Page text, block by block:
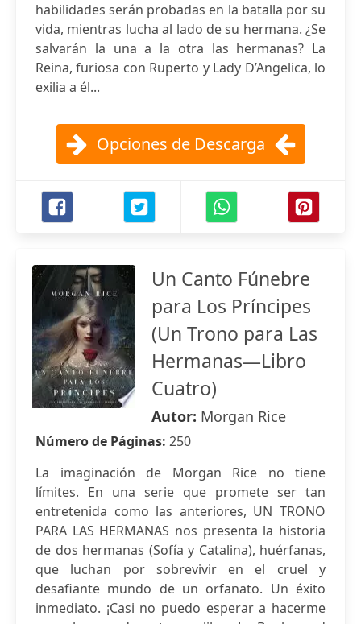
habilidades serán probadas en la batalla por su
vida, mientras lucha al lado de su hermana. ¿Se
salvarán la una a la otra las hermanas? La
Reina, furiosa con Ruperto y Lady D’Angelica, lo
exilia a él...
Opciones de Descarga
Un Canto Fúnebre
para Los Príncipes
(Un Trono para Las
Hermanas—Libro
Cuatro)
Autor: Morgan Rice
Número de Páginas: 250
La imaginación de Morgan Rice no tiene
límites. En una serie que promete ser tan
entretenida como las anteriores, UN TRONO
PARA LAS HERMANAS nos presenta la historia
de dos hermanas (Sofía y Catalina), huérfanas,
que luchan por sobrevivir en el cruel y
desafiante mundo de un orfanato. Un éxito
inmediato. ¡Casi no puedo esperar a hacerme